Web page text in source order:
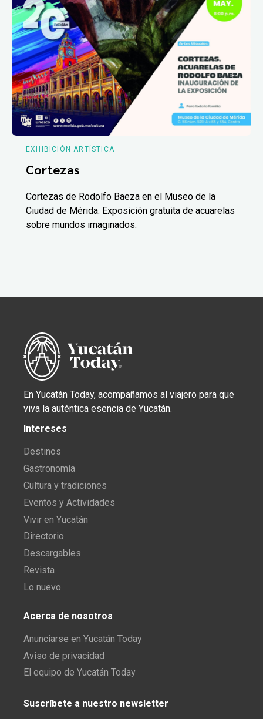
EXHIBICIÓN ARTÍSTICA
Cortezas
Cortezas de Rodolfo Baeza en el Museo de la
Ciudad de Mérida. Exposición gratuita de acuarelas
sobre mundos imaginados.
En Yucatán Today, acompañamos al viajero para que
viva la auténtica esencia de Yucatán.
Intereses
Destinos
Gastronomía
Cultura y tradiciones
Eventos y Actividades
Vivir en Yucatán
Directorio
Descargables
Revista
Lo nuevo
Acerca de nosotros
Anunciarse en Yucatán Today
Aviso de privacidad
El equipo de Yucatán Today
Suscríbete a nuestro newsletter